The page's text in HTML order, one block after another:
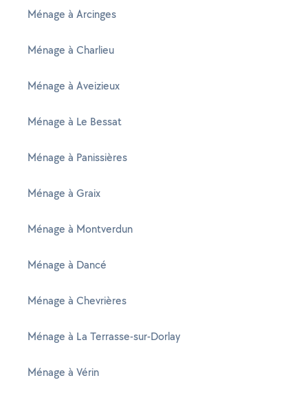
Ménage à Arcinges
Ménage à Charlieu
Ménage à Aveizieux
Ménage à Le Bessat
Ménage à Panissières
Ménage à Graix
Ménage à Montverdun
Ménage à Dancé
Ménage à Chevrières
Ménage à La Terrasse-sur-Dorlay
Ménage à Vérin